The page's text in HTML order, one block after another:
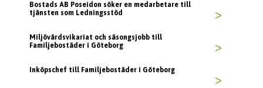
Bostads AB Poseidon söker en medarbetare till
tjänsten som Ledningsstöd
>
Miljövärdsvikariat och säsongsjobb till
Familjebostäder i Göteborg
>
Inköpschef till Familjebostäder i Göteborg
>